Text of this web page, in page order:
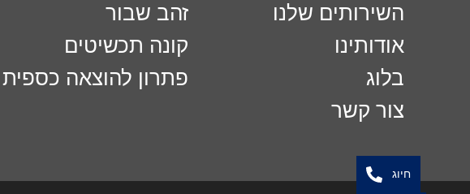
השירותים שלנו
אודותינו
בלוג
צור קשר
זהב שבור
קונה תכשיטים
פתרון להוצאה כספית
חיוג